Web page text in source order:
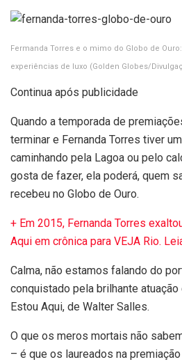
Fermanda Torres e o mimo do Globo de
experiências de luxo (Golden Globes/
Continua após publicidade
Quando a temporada de
terminar e Fernanda Torres tiver
caminhando pela Lagoa ou pelo
gosta de fazer, ela poderá, quem
recebeu no Globo de Ouro.
+ Em 2015, Fernanda Torres
Aqui em crônica para VEJA Rio.
Calma, não estamos falando do
conquistado pela brilhante
Estou Aqui, de Walter Salles.
O que os meros mortais não
– é que os laureados na